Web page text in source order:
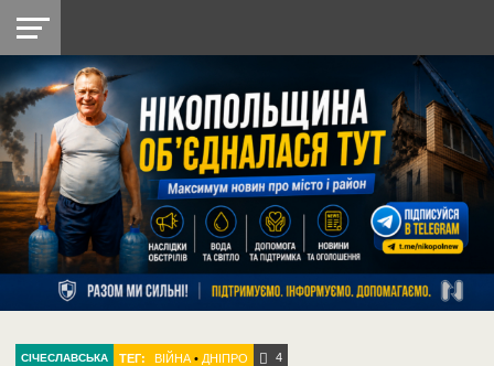
НІКОПОЛЬ
РАЙОН
СІЧЕСЛАВСЬКА
УКРАЇНА
РЕТРО
НІКОПОЛЬ
ЛАЙТ
УКРАЇНА
ДОПОМОГА
РАДІО
СІЧЕСЛАВСЬКА ТЕГ: ВІЙНА • ДНІПРО 4